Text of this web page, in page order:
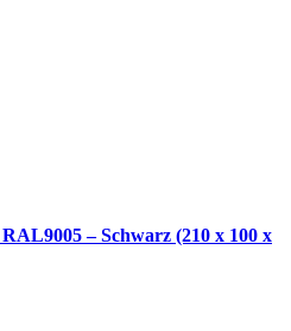
– Schwarz (210 x 100 x